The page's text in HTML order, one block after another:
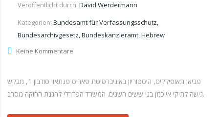
Veröffentlicht durch: David Werdermann
Kategorien: Bundesamt für Verfassungsschutz,
Bundesarchivgesetz, Bundeskanzleramt, Hebrew
Keine Kommentare
פביאן תאופילקיס, היסטוריון באוניברסיטת פאריס פנתאון סורבון 1, מבקש
גישה לתיקי אייכמן בני ששים השנים. המשרד הפדרלי להגנת החוקה מסרב.